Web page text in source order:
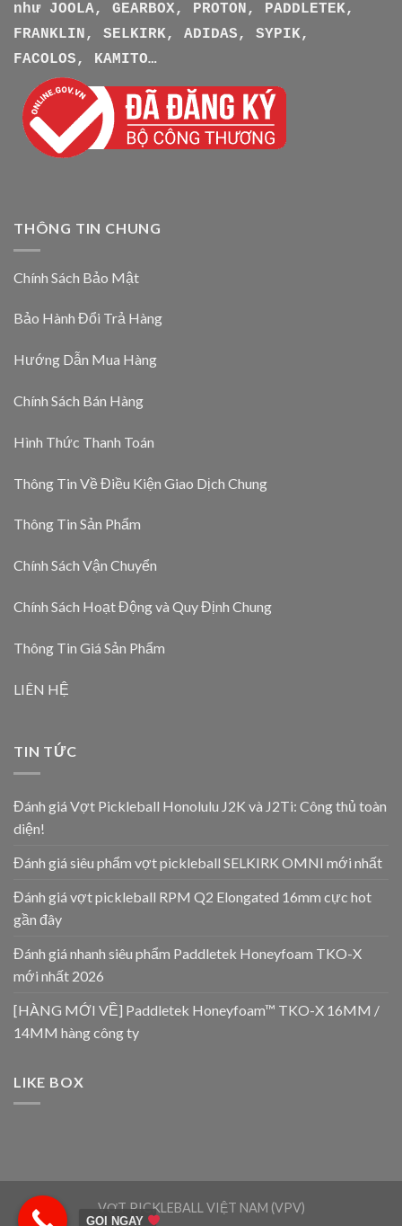
như
JOOLA, GEARBOX, PROTON, PADDLETEK,
FRANKLIN, SELKIRK, ADIDAS, SYPIK,
FACOLOS, KAMITO…
THÔNG TIN CHUNG
Chính Sách Bảo Mật
Bảo Hành Đổi Trả Hàng
Hướng Dẫn Mua Hàng
Chính Sách Bán Hàng
Hình Thức Thanh Toán
Thông Tin Về Điều Kiện Giao Dịch Chung
Thông Tin Sản Phẩm
Chính Sách Vận Chuyển
Chính Sách Hoạt Động và Quy Định Chung
Thông Tin Giá Sản Phẩm
LIÊN HỆ
TIN TỨC
Đánh giá Vợt Pickleball Honolulu J2K và J2Ti: Công thủ toàn
diện!
Đánh giá siêu phẩm vợt pickleball SELKIRK OMNI mới nhất
Đánh giá vợt pickleball RPM Q2 Elongated 16mm cực hot
gần đây
Đánh giá nhanh siêu phẩm Paddletek Honeyfoam TKO-X
mới nhất 2026
[HÀNG MỚI VỀ] Paddletek Honeyfoam™ TKO-X 16MM /
14MM hàng công ty
LIKE BOX
VỢT PICKLEBALL VIỆT NAM (VPV)
GỌI NGAY